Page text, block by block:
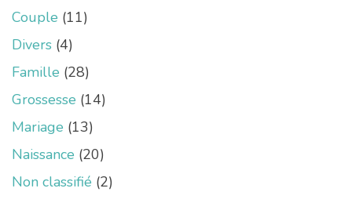
Couple (11)
Divers (4)
Famille (28)
Grossesse (14)
Mariage (13)
Naissance (20)
Non classifié (2)